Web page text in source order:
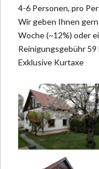
4-6 Personen, pro
Wir geben Ihnen
Woche (~12%) oder
Reinigungsgebühr 59
Exklusive Kurtaxe